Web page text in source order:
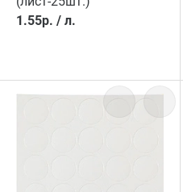
1.55р. / л.